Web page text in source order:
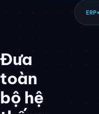
Đưa
toàn
bộ hệ